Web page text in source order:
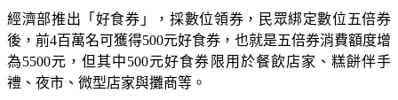
經濟部推出「好食券」，採數位領券，民眾綁定數位五倍券
後，前4百萬名可獲得500元好食券，也就是五倍券消費額度增
為5500元，但其中500元好食券限用於餐飲店家、糕餅伴手
禮、夜市、微型店家與攤商等。